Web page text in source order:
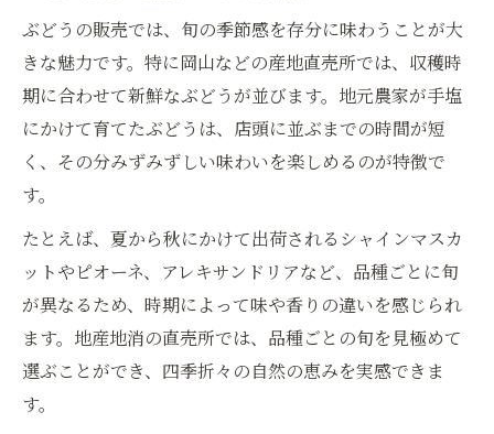
ぶどうの販売では、旬の季節感を存分に味わうことが大
きな魅力です。特に岡山などの産地直売所では、収穫時
期に合わせて新鮮なぶどうが並びます。地元農家が手塩
にかけて育てたぶどうは、店頭に並ぶまでの時間が短
く、その分みずみずしい味わいを楽しめるのが特徴で
す。
たとえば、夏から秋にかけて出荷されるシャインマスカ
ットやピオーネ、アレキサンドリアなど、品種ごとに旬
が異なるため、時期によって味や香りの違いを感じられ
ます。地産地消の直売所では、品種ごとの旬を見極めて
選ぶことができ、四季折々の自然の恵みを実感できま
す。